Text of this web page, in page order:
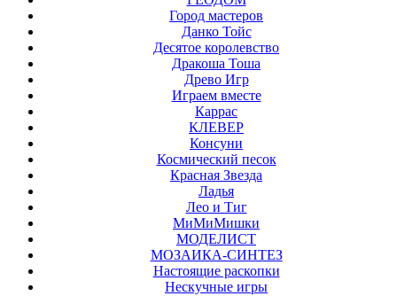
Город мастеров
Данко Тойс
Десятое королевство
Дракоша Тоша
Древо Игр
Играем вместе
Каррас
КЛЕВЕР
Консуни
Космический песок
Красная Звезда
Ладья
Лео и Тиг
МиМиМишки
МОДЕЛИСТ
МОЗАИКА-СИНТЕЗ
Настоящие раскопки
Нескучные игры